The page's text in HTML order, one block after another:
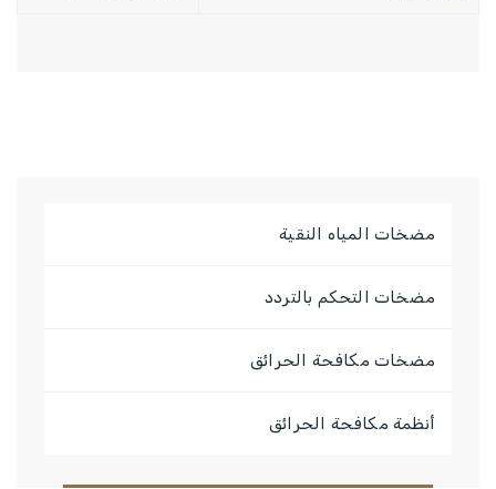
مضخات المياه النقية
مضخات التحكم بالتردد
مضخات مكافحة الحرائق
أنظمة مكافحة الحرائق